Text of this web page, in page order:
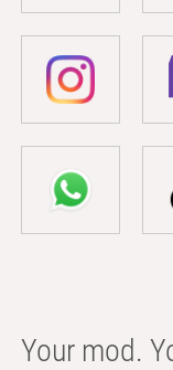
Your mod.